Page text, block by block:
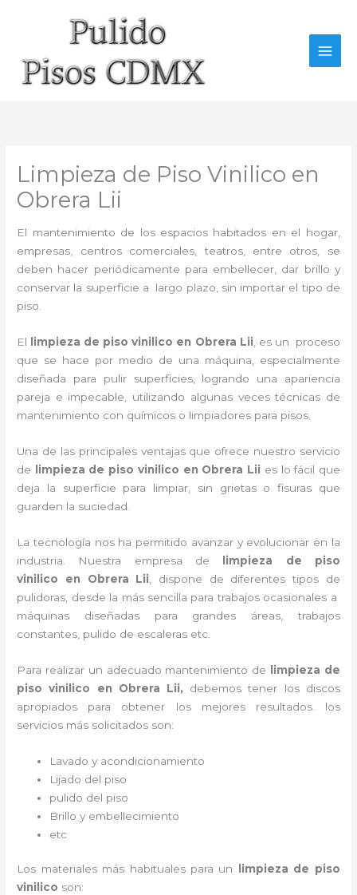
Limpieza de Piso Vinilico en
Obrera Lii
El mantenimiento de los espacios habitados en el hogar,
empresas, centros comerciales, teatros, entre otros, se
deben hacer periódicamente para embellecer, dar brillo y
conservar la superficie a largo plazo, sin importar el tipo de
piso.
El limpieza de piso vinilico en Obrera Lii , es un proceso
que se hace por medio de una máquina, especialmente
diseñada para pulir superficies, logrando una apariencia
pareja e impecable, utilizando algunas veces técnicas de
mantenimiento con químicos o limpiadores para pisos.
Una de las principales ventajas que ofrece nuestro servicio
de
limpieza de piso vinilico en Obrera Lii es lo fácil que
deja la superficie para limpiar, sin grietas o fisuras que
guarden la suciedad.
La tecnología nos ha permitido avanzar y evolucionar en la
industria. Nuestra empresa de
limpieza de piso
vinilico en Obrera Lii , dispone de diferentes tipos de
pulidoras, desde la más sencilla para trabajos ocasionales a
máquinas diseñadas para grandes áreas, trabajos
constantes, pulido de escaleras etc.
Para realizar un adecuado mantenimiento de
limpieza de
piso vinilico en Obrera Lii, debemos tener los discos
apropiados para obtener los mejores resultados. los
servicios más solicitados son:
Lavado y acondicionamiento
Lijado del piso
pulido del piso
Brillo y embellecimiento
etc
Los materiales más habituales para un
limpieza de piso
vinilico son: